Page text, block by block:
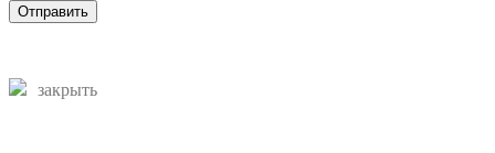
Отправить
закрыть